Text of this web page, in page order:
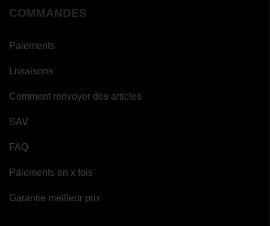
COMMANDES
Paiements
Livraisons
Comment renvoyer des articles
SAV
FAQ
Paiements en x fois
Garantie meilleur prix